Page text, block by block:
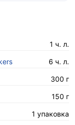
1 ч. л.
6 ч. л.
300 г
150 г
1 упаковка